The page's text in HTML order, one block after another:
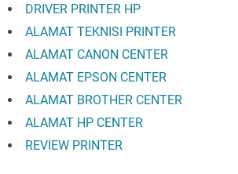
DRIVER PRINTER HP
ALAMAT TEKNISI PRINTER
ALAMAT CANON CENTER
ALAMAT EPSON CENTER
ALAMAT BROTHER CENTER
ALAMAT HP CENTER
REVIEW PRINTER